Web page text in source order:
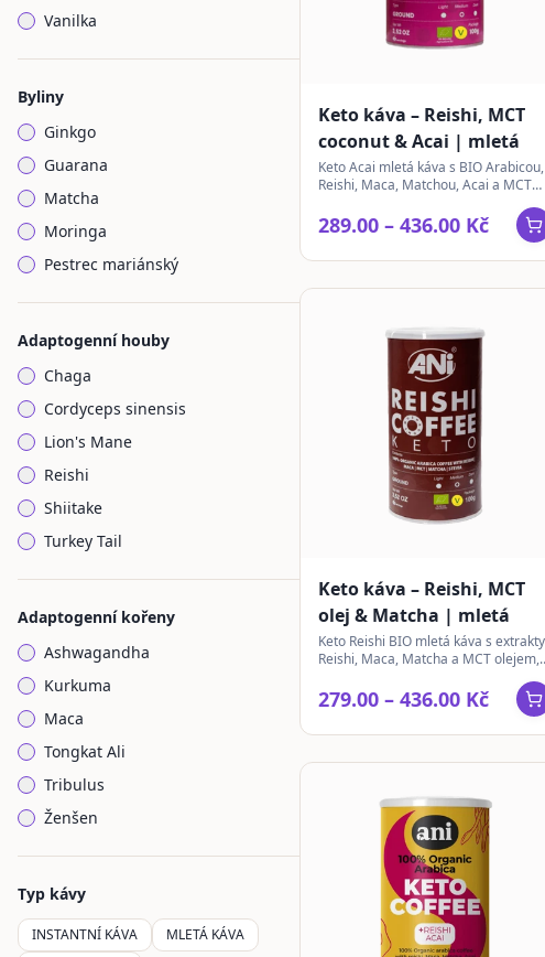
Vanilka
Byliny
Ginkgo
Guarana
Matcha
Moringa
Pestrec mariánský
Adaptogenní houby
Chaga
Cordyceps sinensis
Lion's Mane
Reishi
Shiitake
Turkey Tail
Adaptogenní kořeny
Ashwagandha
Kurkuma
Maca
Tongkat Ali
Tribulus
Ženšen
Typ kávy
INSTANTNÍ KÁVA
MLETÁ KÁVA
Keto káva – Reishi, MCT
coconut & Acai | mletá
Keto Acai mletá káva s BIO Arabicou,
Reishi, Maca, Matchou, Acai a MCT
nápoj.
289.00 – 436.00 Kč
Keto káva – Reishi, MCT
olej & Matcha | mletá
Keto Reishi BIO mletá káva s extrakty
Reishi, Maca, Matcha a MCT olejem,
životní styl.
279.00 – 436.00 Kč